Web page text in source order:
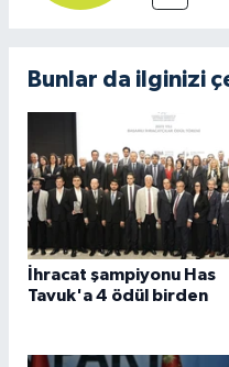
Bunlar da ilginizi
İhracat şampiyonu Has
Tavuk'a 4 ödül birden